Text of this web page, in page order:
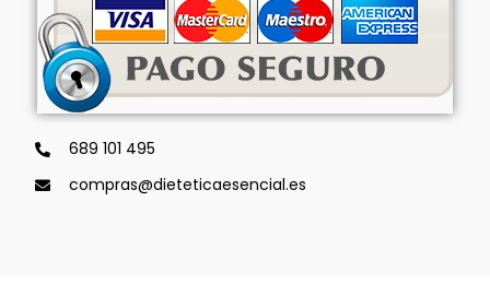
689 101 495
compras@dieteticaesencial.es